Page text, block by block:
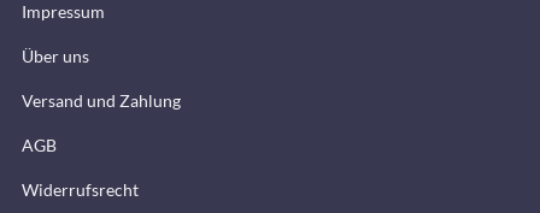
Impressum
Über uns
Versand und Zahlung
AGB
Widerrufsrecht